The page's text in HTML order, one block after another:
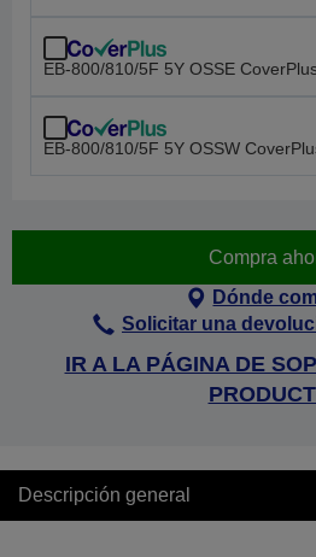
EB-800/810/5F 5Y OSSE
EB-800/810/5F 5Y OSSW
Compra
Dónde
Solicitar una
IR A LA PÁGINA DE
Descripción general